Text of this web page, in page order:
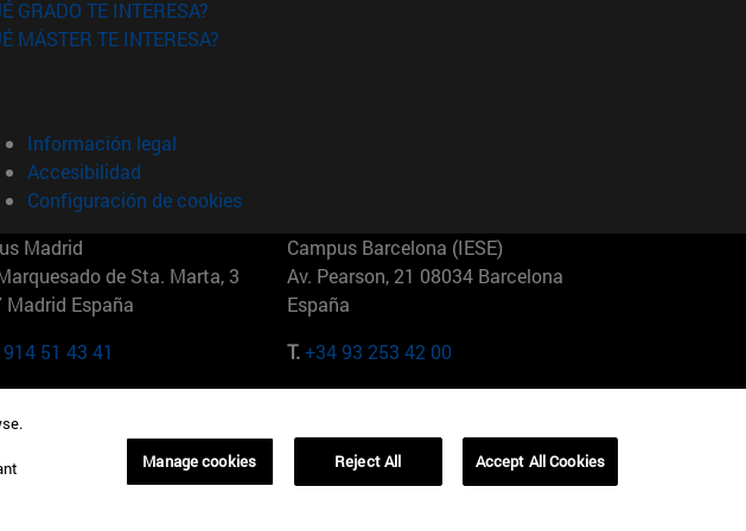
GRADO TE INTERESA?
MÁSTER TE INTERESA?
Información legal
Accesibilidad
Configuración de cookies
Madrid
de Sta. Marta, 3
Madrid España
51 43 41
Campus Barcelona (IESE)
Av. Pearson, 21 08034 Barcelona
España
T.+34 93 253 42 00
Straße 15 81675
Alemania
24209790
01321001 Bela Vista Brasil
Manage cookies Reject All Accept All Cookies